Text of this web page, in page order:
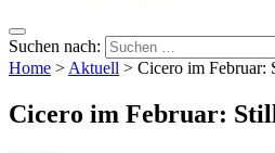
Suchen nach:
Home >Aktuell > Cicero im Februar:
Cicero im Februar: